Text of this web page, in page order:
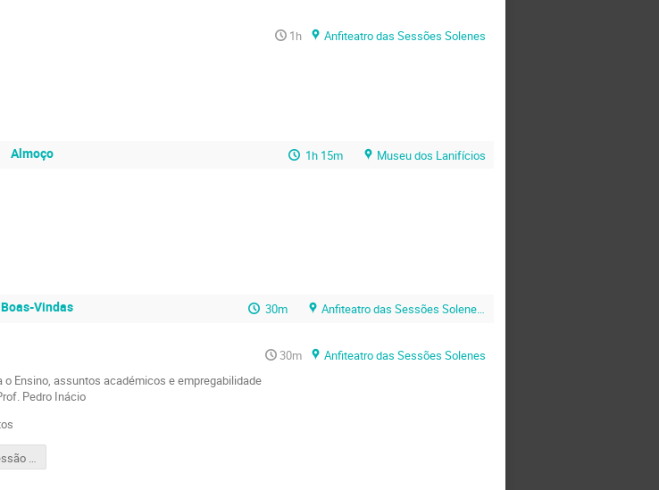
1h
Anfiteatro das Sessões Solenes
Almoço 1h 15m
Museu dos Lanifícios
Vindas 30m Anfiteatro das Sessões Solenes (Universidade da Beira Interior)
30m
Anfiteatro das Sessões Solenes
Ensino, assuntos académicos e empregabilidade
Pedro Inácio
Gravação Sessão de Abertura e Sessões até ao Coffee-Break